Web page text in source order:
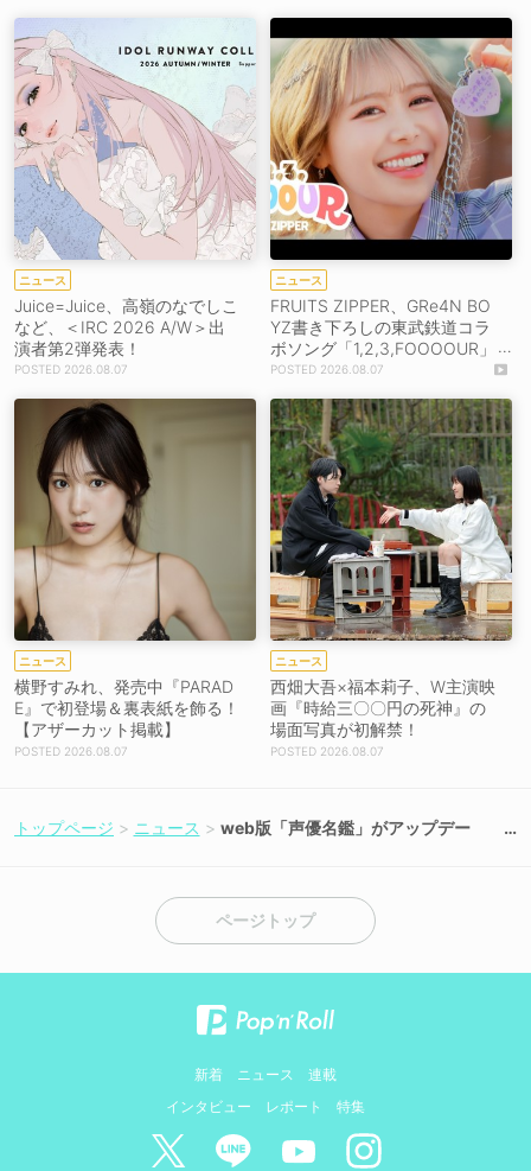
ニュース
Juice=Juice、高嶺のなでしこ
など、＜IRC 2026 A/W＞出
演者第2弾発表！
2026.08.07
ニュース
FRUITS ZIPPER、GRe4N BO
YZ書き下ろしの東武鉄道コラ
ボソング「1,2,3,FOOOOUR」
をリリース＆MV公開！
2026.08.07
ニュース
横野すみれ、発売中『PARAD
E』で初登場＆裏表紙を飾る！
【アザーカット掲載】
2026.08.07
ニュース
西畑大吾×福本莉子、W主演映
画『時給三〇〇円の死神』の
場面写真が初解禁！
2026.08.07
トップページ ニュース
web版「声優名鑑」がアップデー
ページトップ
新着 ニュース
連載
インタビュー
レポート 特集